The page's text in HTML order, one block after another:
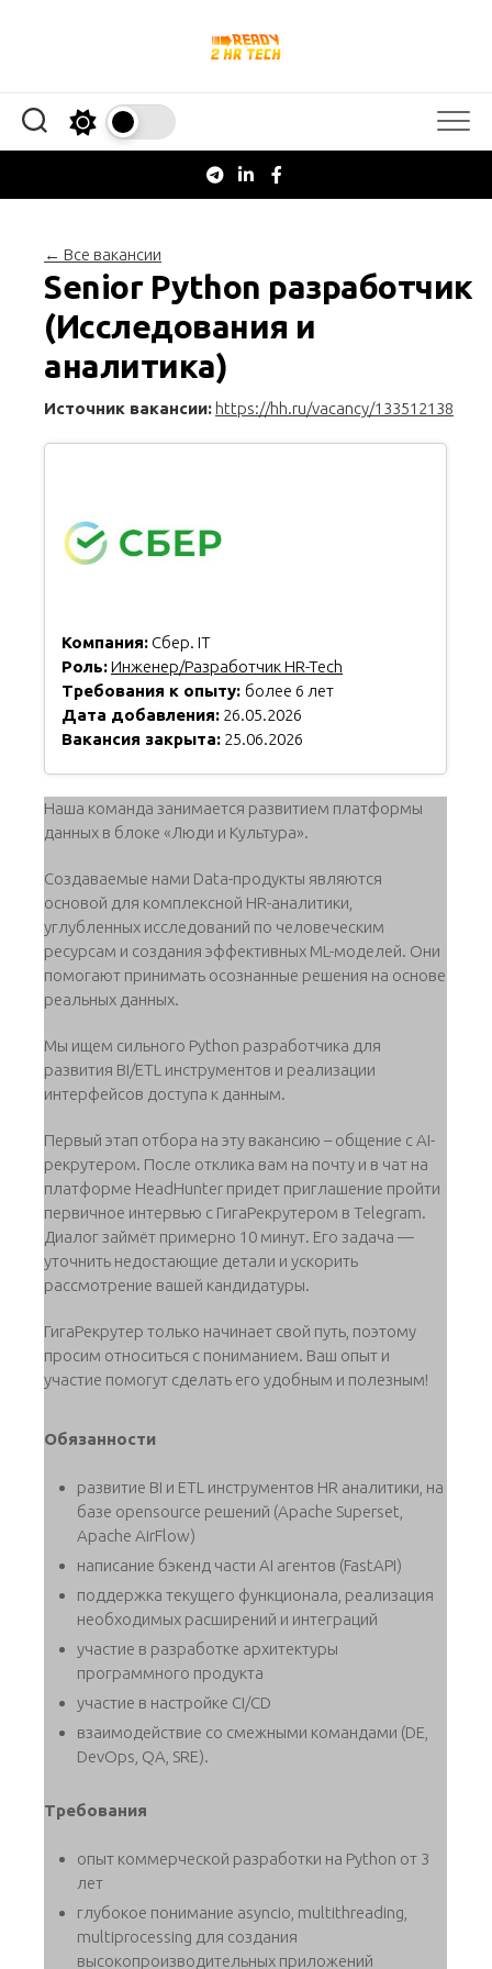
← Все вакансии
Senior Python разработчик
(Исследования и
аналитика)
Источник вакансии: https://hh.ru/vacancy/133512138
Компания: Сбер. IT
Роль:Инженер/Разработчик HR-Tech
Требования к опыту: более 6 лет
Дата добавления: 26.05.2026
Вакансия закрыта: 25.06.2026
Наша команда занимается развитием платформы
данных в блоке «Люди и Культура».
Создаваемые нами Data-продукты являются
основой для комплексной HR-аналитики,
углубленных исследований по человеческим
ресурсам и создания эффективных ML-моделей. Они
помогают принимать осознанные решения на основе
реальных данных.
Мы ищем сильного Python разработчика для
развития BI/ETL инструментов и реализации
интерфейсов доступа к данным.
Первый этап отбора на эту вакансию – общение с AI-
рекрутером. После отклика вам на почту и в чат на
платформе HeadHunter придет приглашение пройти
первичное интервью с ГигаРекрутером в Telegram.
Диалог займёт примерно 10 минут. Его задача —
уточнить недостающие детали и ускорить
рассмотрение вашей кандидатуры.
ГигаРекрутер только начинает свой путь, поэтому
просим относиться с пониманием. Ваш опыт и
участие помогут сделать его удобным и полезным!
Обязанности
развитие BI и ETL инструментов HR аналитики, на
базе opensource решений (Apache Superset,
Apache AirFlow)
написание бэкенд части AI агентов (FastAPI)
поддержка текущего функционала, реализация
необходимых расширений и интеграций
участие в разработке архитектуры
программного продукта
участие в настройке CI/CD
взаимодействие со смежными командами (DE,
DevOps, QA, SRE).
Требования
опыт коммерческой разработки на Python от 3
лет
глубокое понимание asyncio, multithreading,
multiprocessing для создания
высокопроизводительных приложений